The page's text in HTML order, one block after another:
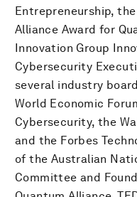
Entrepreneurship,
Alliance Award for
Innovation Group
Cybersecurity
several industry
World Economic
Cybersecurity, the
and the Forbes
of the Australian
Committee and